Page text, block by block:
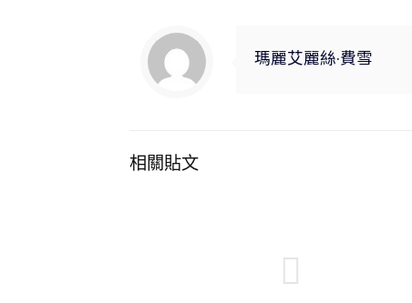
瑪麗艾麗絲·費雪
相關貼文